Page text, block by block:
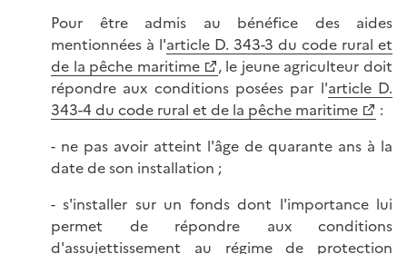
Pour être admis au bénéfice des aides
mentionnées à l'article D. 343-3 du code rural et
de la pêche maritime
, le jeune agriculteur doit
répondre aux conditions posées par l'article D.
343-4 du code rural et de la pêche maritime
:
- ne pas avoir atteint l'âge de quarante ans à la
date de son installation ;
- s'installer sur un fonds dont l'importance lui
permet de répondre aux conditions
d'assujettissement au régime de protection